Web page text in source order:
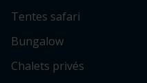
Tentes safari
Bungalow
Chalets privés